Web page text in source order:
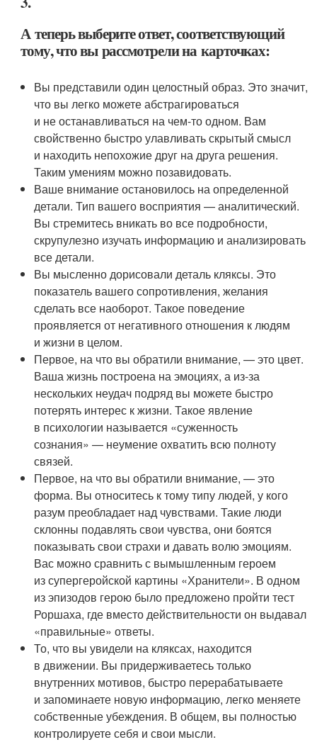
А теперь выберите ответ, соответствующий
тому, что вы рассмотрели на карточках:
Вы представили один целостный образ. Это значит,
что вы легко можете абстрагироваться
и не останавливаться на чем-то одном. Вам
свойственно быстро улавливать скрытый смысл
и находить непохожие друг на друга решения.
Таким умениям можно позавидовать.
Ваше внимание остановилось на определенной
детали. Тип вашего восприятия — аналитический.
Вы стремитесь вникать во все подробности,
скрупулезно изучать информацию и анализировать
все детали.
Вы мысленно дорисовали деталь кляксы. Это
показатель вашего сопротивления, желания
сделать все наоборот. Такое поведение
проявляется от негативного отношения к людям
и жизни в целом.
Первое, на что вы обратили внимание, — это цвет.
Ваша жизнь построена на эмоциях, а из-за
нескольких неудач подряд вы можете быстро
потерять интерес к жизни. Такое явление
в психологии называется «суженность
сознания» — неумение охватить всю полноту
связей.
Первое, на что вы обратили внимание, — это
форма. Вы относитесь к тому типу людей, у кого
разум преобладает над чувствами. Такие люди
склонны подавлять свои чувства, они боятся
показывать свои страхи и давать волю эмоциям.
Вас можно сравнить с вымышленным героем
из супергеройской картины «Хранители». В одном
из эпизодов герою было предложено пройти тест
Роршаха, где вместо действительности он выдавал
«правильные» ответы.
То, что вы увидели на кляксах, находится
в движении. Вы придерживаетесь только
внутренних мотивов, быстро перерабатываете
и запоминаете новую информацию, легко меняете
собственные убеждения. В общем, вы полностью
контролируете себя и свои мысли.